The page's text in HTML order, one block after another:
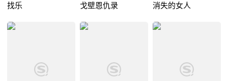
找乐 戈壁恩仇录 消失的女人